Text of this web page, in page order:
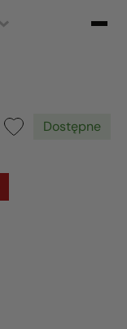
Dostępne